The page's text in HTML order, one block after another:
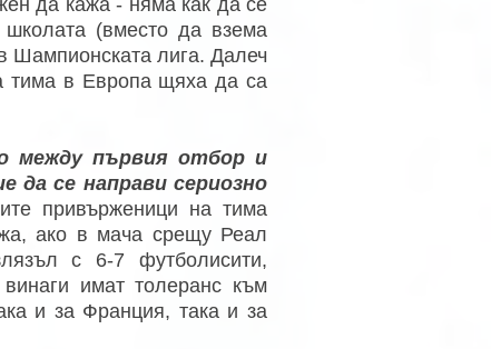
да кажа - няма как да се
(вместо да взема
лига. Далеч
тима в Европа щяха да са
между първия отбор и
да се направи сериозно
привърженици на тима
ако в мача срещу Реал
с 6-7 футболисити,
имат толеранс към
и за Франция, така и за